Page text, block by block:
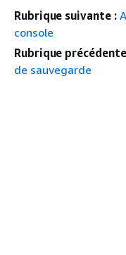
Rubrique suivante :
console
Rubrique
de sauvegarde